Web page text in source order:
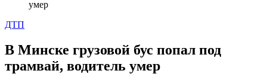
умер
ДТП
В Минске грузовой бус попал под
трамвай, водитель умер